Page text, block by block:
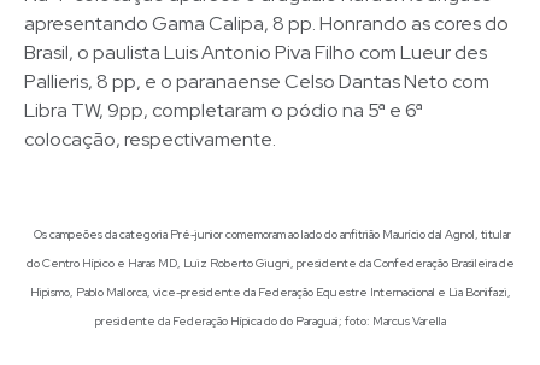
apresentando Gama Calipa, 8 pp. Honrando as cores do
Brasil, o paulista Luis Antonio Piva Filho com Lueur des
Pallieris, 8 pp, e o paranaense Celso Dantas Neto com
Libra TW, 9pp, completaram o pódio na 5ª e 6ª
colocação, respectivamente.
Os campeões da categoria Pré-junior comemoram ao lado do anfitrião Maurício dal Agnol, titular
do Centro Hípico e Haras MD, Luiz Roberto Giugni, presidente da Confederação Brasileira de
Hipismo, Pablo Mallorca, vice-presidente da Federação Equestre Internacional e Lia Bonifazi,
presidente da Federação Hípica do do Paraguai; foto: Marcus Varella